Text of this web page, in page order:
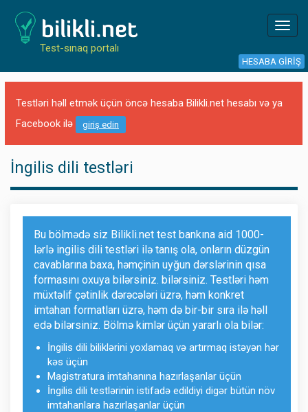
Test-sınaq portalı
HESABA GIRIŞ
Testləri həll etmək üçün öncə hesaba Bilikli.net hesabı və ya
Facebook ilə
giriş edin
İngilis dili testləri
Bu bölmədə siz Bilikli.net test bankına aid 1000-
lərlə ingilis dili testləri ilə tanış ola, onların düzgün
cavablarına baxa, həmçinin uyğun dərslərinin qısa
formasını oxuya bilərsiniz. bilərsiniz. Testləri həm
müxtəlif çətinlik dərəcələri üzrə, həm konkret
imtahan formatları üzrə, həm də bir-bir sıra ilə həll
edə bilərsiniz. Bölmə kimlər üçün yararlı ola bilər:
İngilis dili biliklərini yoxlamaq və artırmaq istəyən hər
kəs üçün
Magistratura imtahanına hazırlaşanlar üçün
İngilis dili testlərinin istifadə edildiyi digər bütün növ
imtahanlara hazırlaşanlar üçün